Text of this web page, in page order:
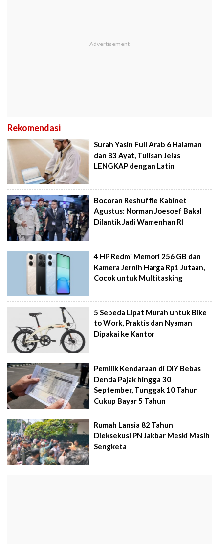
Rekomendasi
Surah Yasin Full Arab 6 Halaman
dan 83 Ayat, Tulisan Jelas
LENGKAP dengan Latin
Bocoran Reshuffle Kabinet
Agustus: Norman Joesoef Bakal
Dilantik Jadi Wamenhan RI
4 HP Redmi Memori 256 GB dan
Kamera Jernih Harga Rp1 Jutaan,
Cocok untuk Multitasking
5 Sepeda Lipat Murah untuk Bike
to Work, Praktis dan Nyaman
Dipakai ke Kantor
Pemilik Kendaraan di DIY Bebas
Denda Pajak hingga 30
September, Tunggak 10 Tahun
Cukup Bayar 5 Tahun
Rumah Lansia 82 Tahun
Dieksekusi PN Jakbar Meski Masih
Sengketa